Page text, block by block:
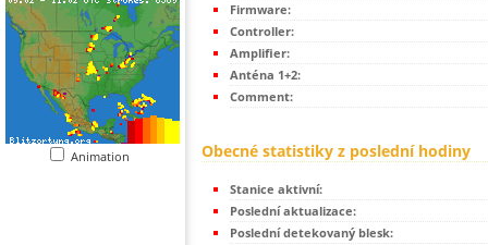
Animation
Firmware:
Controller:
Amplifier:
Anténa 1+2:
Comment:
Obecné statistiky z poslední hodiny
Stanice aktivní:
Poslední aktualizace:
Poslední detekovaný blesk: